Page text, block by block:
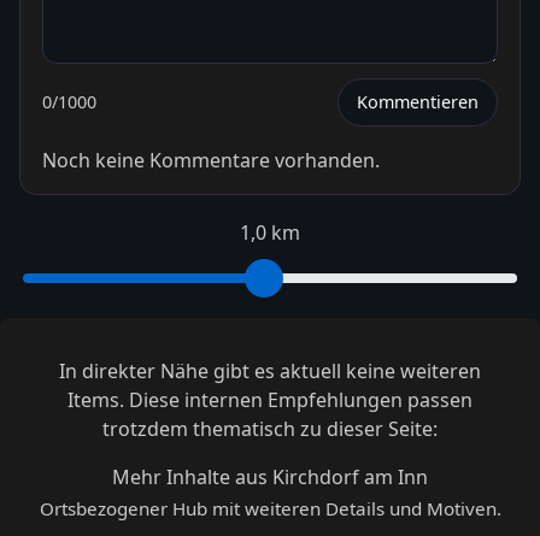
0/1000 Kommentieren
Noch keine Kommentare vorhanden.
1,0 km
In direkter Nähe gibt es aktuell keine weiteren
Items. Diese internen Empfehlungen passen
trotzdem thematisch zu dieser Seite:
Mehr Inhalte aus Kirchdorf am Inn
Ortsbezogener Hub mit weiteren Details und Motiven.